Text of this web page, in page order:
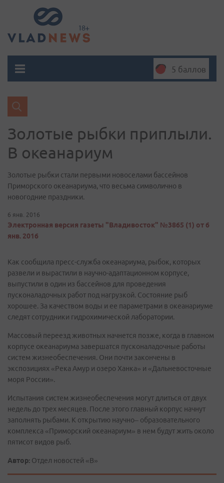
5 баллов
Золотые рыбки приплыли.
В океанариум
Золотые рыбки стали первыми новоселами бассейнов
Приморского океанариума, что весьма символично в
новогодние праздники.
6 янв. 2016
Электронная версия газеты "Владивосток" №3865 (1) от 6
янв. 2016
Как сообщила пресс-служба океанариума, рыбок, которых
развели и вырастили в научно-адаптационном корпусе,
выпустили в один из бассейнов для проведения
пусконаладочных работ под нагрузкой. Состояние рыб
хорошее. За качеством воды и ее параметрами в океанариуме
следят сотрудники гидрохимической лаборатории.
Массовый переезд животных начнется позже, когда в главном
корпусе океанариума завершатся пусконаладочные работы
систем жизнеобеспечения. Они почти закончены в
экспозициях «Река Амур и озеро Ханка» и «Дальневосточные
моря России».
Испытания систем жизнеобеспечения могут длиться от двух
недель до трех месяцев. После этого главный корпус начнут
заполнять рыбами. К открытию научно– образовательного
комплекса «Приморский океанариум» в нем будут жить около
пятисот видов рыб.
Автор: Отдел новостей «В»